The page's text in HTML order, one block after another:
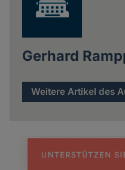
Gerhard
Weitere Artikel des